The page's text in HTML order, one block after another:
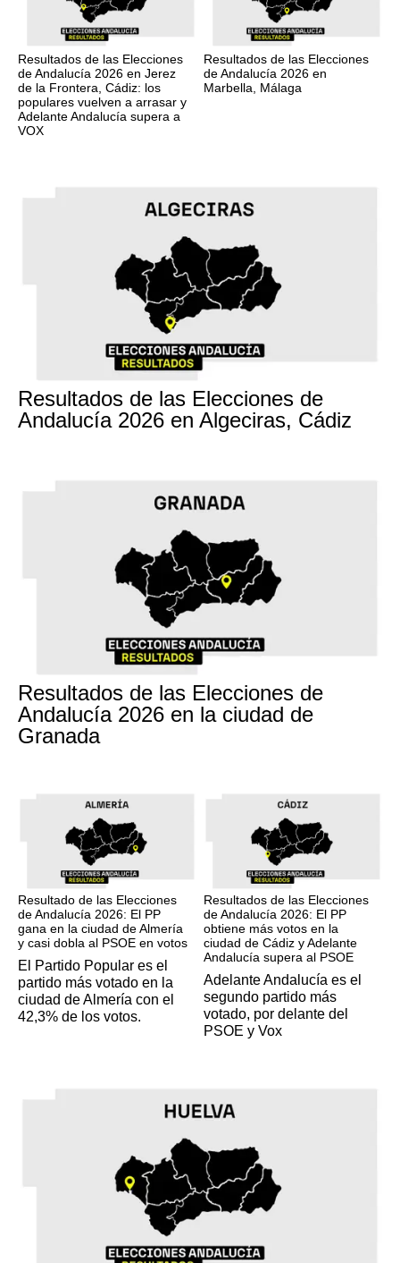
Resultados de las Elecciones
de Andalucía 2026 en Jerez
de la Frontera, Cádiz: los
populares vuelven a arrasar y
Adelante Andalucía supera a
VOX
Resultados de las Elecciones
de Andalucía 2026 en
Marbella, Málaga
Resultados de las Elecciones de
Andalucía 2026 en Algeciras, Cádiz
Resultados de las Elecciones de
Andalucía 2026 en la ciudad de
Granada
Resultado de las Elecciones
de Andalucía 2026: El PP
gana en la ciudad de Almería
y casi dobla al PSOE en votos
El Partido Popular es el
partido más votado en la
ciudad de Almería con el
42,3% de los votos.
Resultados de las Elecciones
de Andalucía 2026: El PP
obtiene más votos en la
ciudad de Cádiz y Adelante
Andalucía supera al PSOE
Adelante Andalucía es el
segundo partido más
votado, por delante del
PSOE y Vox